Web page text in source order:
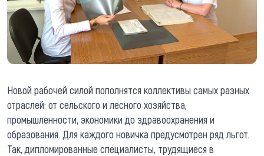
Новой рабочей силой пополнятся коллективы самых разных
отраслей: от сельского и лесного хозяйства,
промышленности, экономики до здравоохранения и
образования. Для каждого новичка предусмотрен ряд льгот.
Так, дипломированные специалисты, трудящиеся в